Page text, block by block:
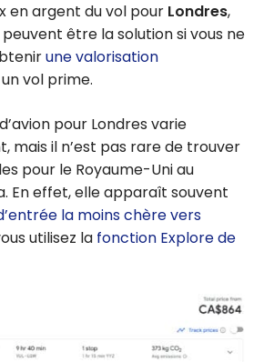
en argent du vol pour Londres,
être la solution si vous ne
une valorisation
vol prime.
pour Londres varie
mais il n’est pas rare de trouver
pour le Royaume-Uni au
En effet, elle apparaît souvent
la moins chère vers
utilisez la fonction Explore de